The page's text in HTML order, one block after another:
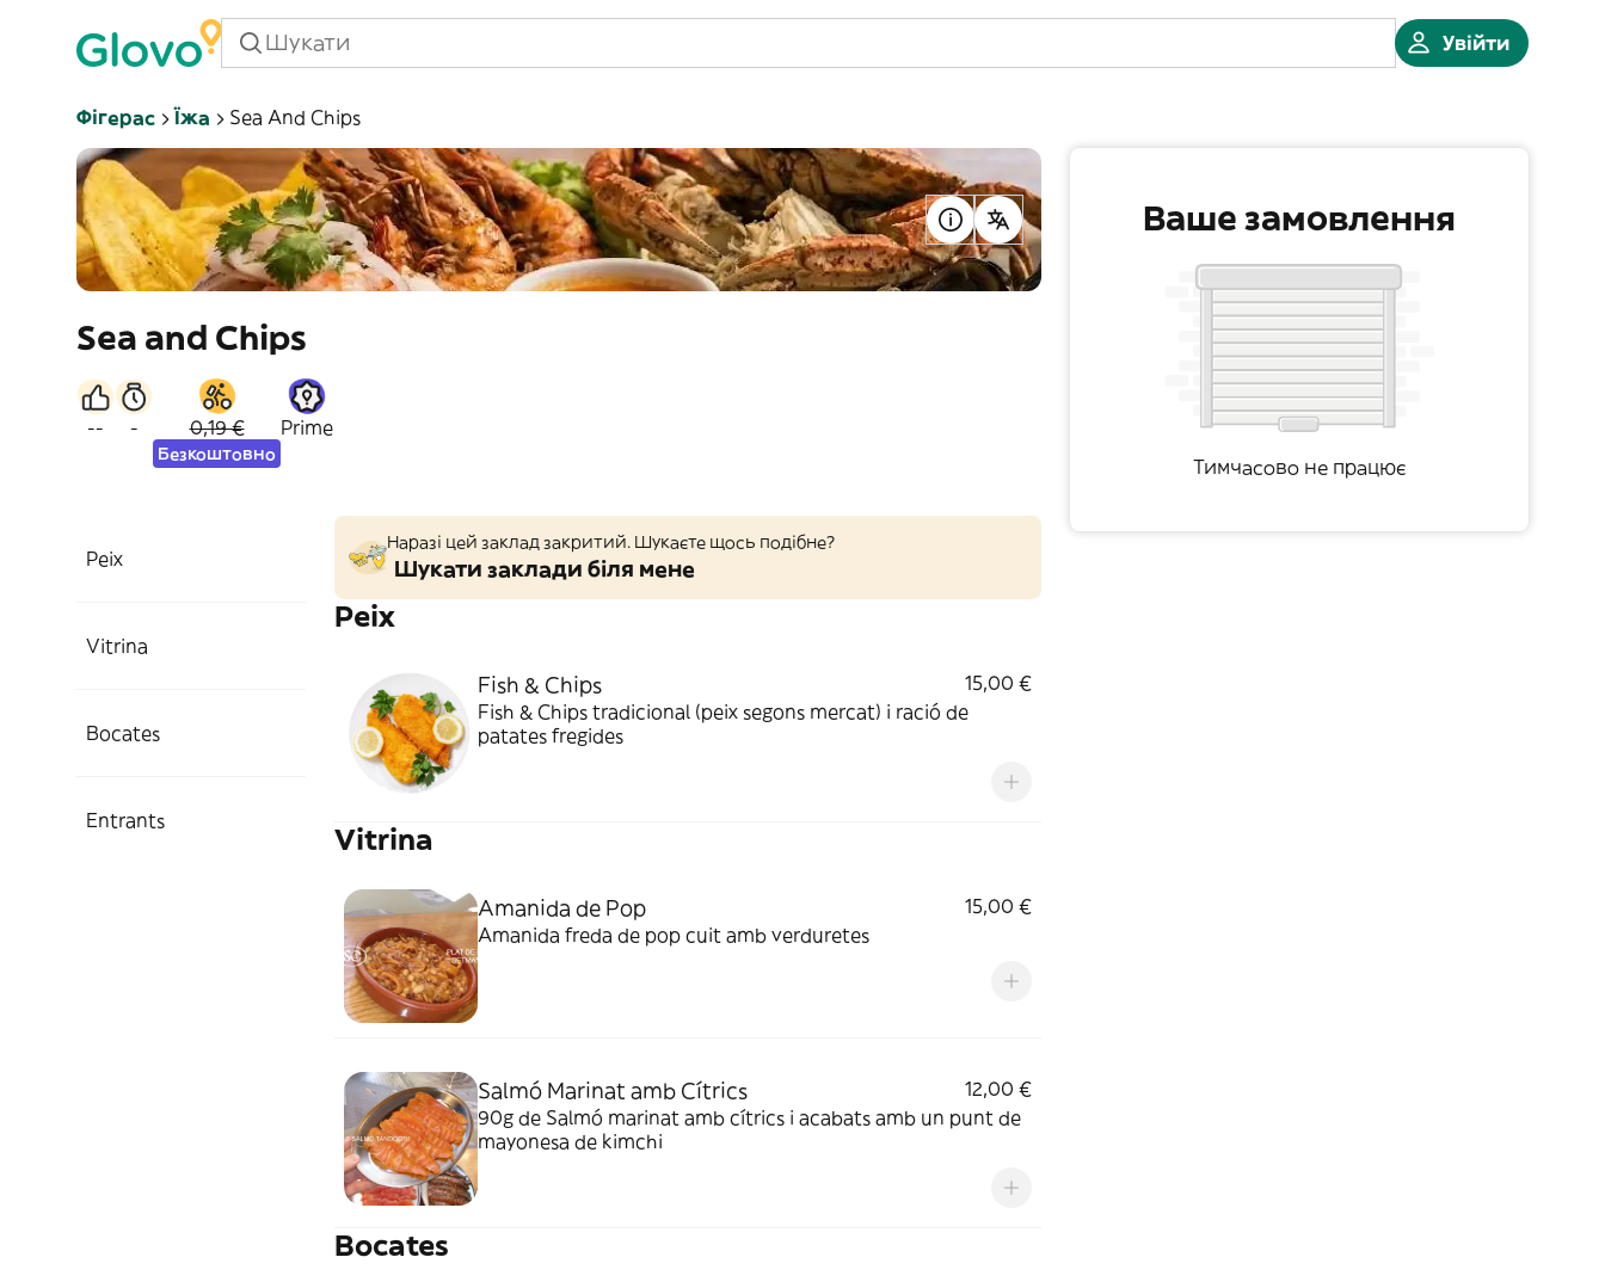
Увійти
Фігерас Їжа Sea And Chips
Sea and Chips
-- - 0,19 €
Безкоштовно
Prime
Peix
Vitrina
Bocates
Entrants
Наразі цей заклад закритий. Шукаєте щось подібне?
Шукати заклади біля мене
Peix
Fish & Chips
15,00 €
Fish & Chips tradicional (peix segons mercat) i ració de
patates fregides
Vitrina
Amanida de Pop
15,00 €
Amanida freda de pop cuit amb verduretes
Salmó Marinat amb Cítrics
12,00 €
90g de Salmó marinat amb cítrics i acabats amb un punt de
mayonesa de kimchi
Bocates
Ваше замовлення
Тимчасово не працює